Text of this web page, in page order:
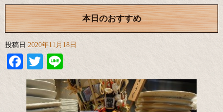
本日のおすすめ
投稿日 2020年11月18日
Facebook
Twitter
Line